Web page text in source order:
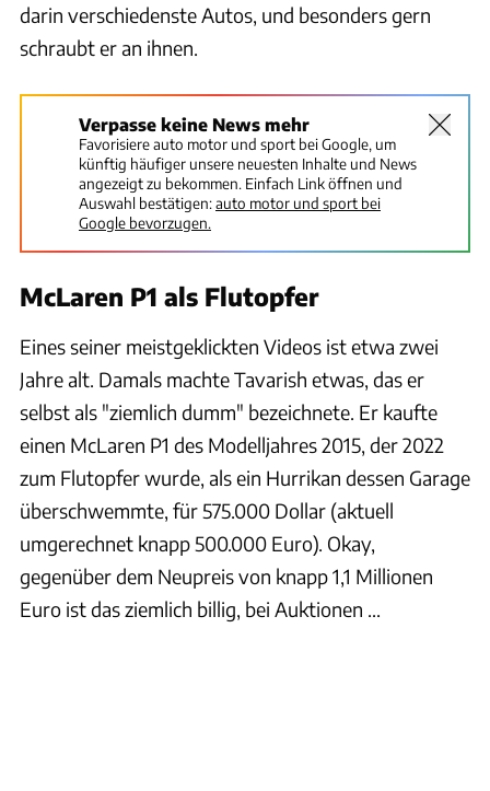
darin verschiedenste Autos, und besonders gern
schraubt er an ihnen.
Verpasse keine News mehr
Favorisiere auto motor und sport bei Google, um
künftig häufiger unsere neuesten Inhalte und News
angezeigt zu bekommen. Einfach Link öffnen und
Auswahl bestätigen:auto motor und sport bei
Google bevorzugen.
McLaren P1 als Flutopfer
Eines seiner meistgeklickten Videos ist etwa zwei
Jahre alt. Damals machte Tavarish etwas, das er
selbst als "ziemlich dumm" bezeichnete. Er kaufte
einen McLaren P1 des Modelljahres 2015, der 2022
zum Flutopfer wurde, als ein Hurrikan dessen Garage
überschwemmte, für 575.000 Dollar (aktuell
umgerechnet knapp 500.000 Euro). Okay,
gegenüber dem Neupreis von knapp 1,1 Millionen
Euro ist das ziemlich billig, bei Auktionen ...